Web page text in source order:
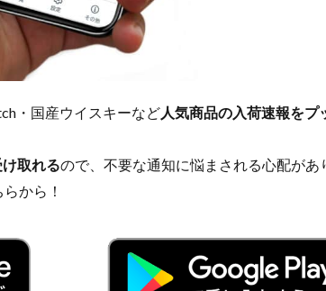
・国産ウイスキーなど人気商品の入荷速報をプ
取れるので、不要な通知に悩まされる心配があ
から！